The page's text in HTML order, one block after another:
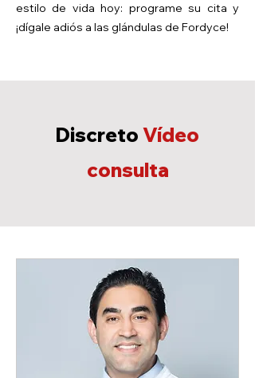
estilo de vida hoy: programe su cita y
¡dígale adiós a las glándulas de Fordyce!
Discreto Vídeo
consulta